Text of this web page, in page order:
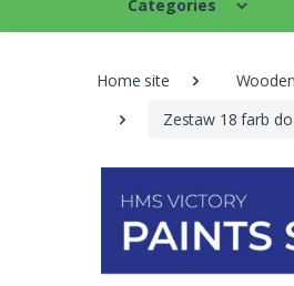
Categories
Home site
Zestaw 18 farb